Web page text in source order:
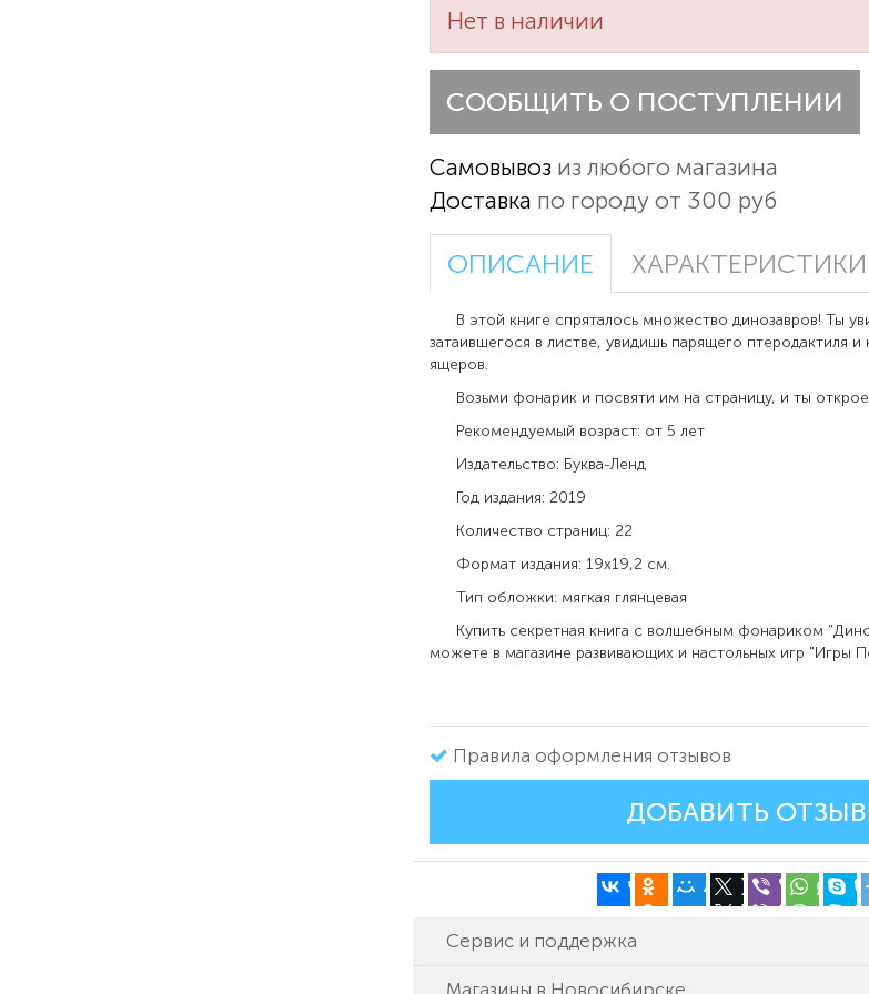
Нет в наличии
СООБЩИТЬ О ПОСТУПЛЕНИИ
Самовывоз из любого магазина
Доставка по городу от 300 руб
ОПИСАНИЕ ХАРАКТЕРИСТИКИ
В этой книге спряталось множество динозавров! Ты
затаившегося в листве, увидишь парящего птеродактиля
ящеров.
Возьми фонарик и посвяти им на страницу, и ты
Рекомендуемый возраст: от 5 лет
Издательство: Буква-Ленд
Год издания: 2019
Количество страниц: 22
Формат издания: 19х19,2 см.
Тип обложки: мягкая глянцевая
Купить секретная книга с волшебным фонариком
можете в магазине развивающих и настольных игр "Игры
Правила оформления отзывов
ДОБАВИТЬ ОТЗЫВ
Сервис и поддержка